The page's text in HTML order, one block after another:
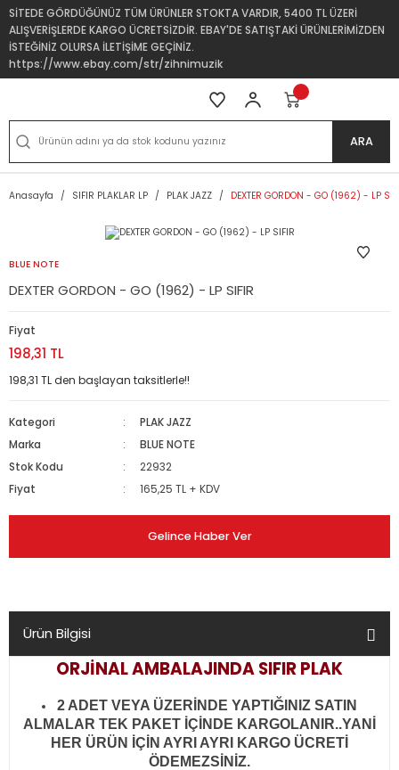
SİTEDE GÖRDÜĞÜNÜZ TÜM ÜRÜNLER STOKTA VARDIR, 5400 TL ÜZERİ
ALIŞVERİŞLERDE KARGO ÜCRETSİZDİR. EBAY'DE SATIŞTAKİ ÜRÜNLERİMİZDEN
İSTEĞİNİZ OLURSA İLETİŞİME GEÇİNİZ.
https://www.ebay.com/str/zihnimuzik
ARA
Anasayfa SIFIR PLAKLAR LP PLAK JAZZ DEXTER GORDON - GO (1962) - LP
BLUE NOTE
DEXTER GORDON - GO (1962) - LP SIFIR
Fiyat
198,31 TL
198,31 TL den başlayan taksitlerle!!
Kategori
PLAK JAZZ
Marka
BLUE NOTE
Stok Kodu
22932
Fiyat
165,25 TL + KDV
Gelince Haber Ver
Ürün Bilgisi
ORJİNAL AMBALAJINDA SIFIR PLAK
2 ADET VEYA ÜZERİNDE YAPTIĞINIZ SATIN
ALMALAR TEK PAKET İÇİNDE KARGOLANIR..YANİ
HER ÜRÜN İÇİN AYRI AYRI KARGO ÜCRETİ
ÖDEMEZSİNİZ.